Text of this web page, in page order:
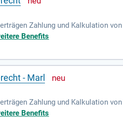
Zahlung und Kalkulation von
externer Dienstleister
Benefits
- Marl
Zahlung und Kalkulation von
externer Dienstleister
Benefits